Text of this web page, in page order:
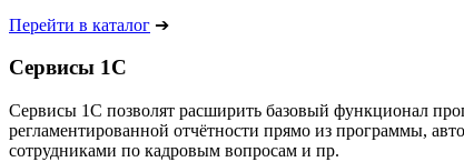
Перейти в каталог ➔
Сервисы 1С
Сервисы 1С позволят расширить базовый функционал
регламентированной отчётности прямо из программы,
сотрудниками по кадровым вопросам и пр.